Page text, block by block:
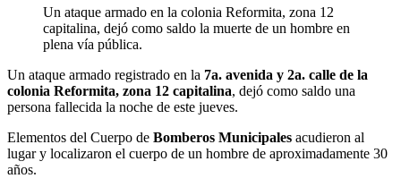
Un ataque armado en la colonia Reformita, zona 12
capitalina, dejó como saldo la muerte de un hombre en
plena vía pública.
Un ataque armado registrado en la 7a. avenida y 2a. calle de la
colonia Reformita, zona 12 capitalina, dejó como saldo una
persona fallecida la noche de este jueves.
Elementos del Cuerpo de Bomberos Municipales acudieron al
lugar y localizaron el cuerpo de un hombre de aproximadamente 30
años.